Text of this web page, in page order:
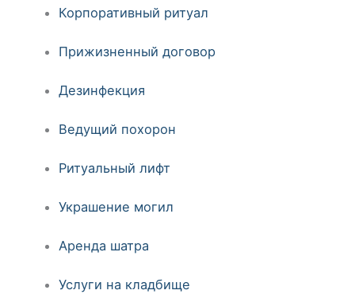
Корпоративный ритуал
Прижизненный договор
Дезинфекция
Ведущий похорон
Ритуальный лифт
Украшение могил
Аренда шатра
Услуги на кладбище